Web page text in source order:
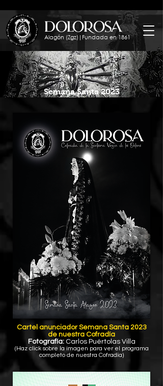
Alagón (Zgz)|Fundada en 1861
dolorosa
Semana Santa 2023
Cartel anunciador Semana Santa 2023
de nuestra Cofradía
Fotografía:Carlos Puértolas Villa
(Haz click sobre la imagen para ver el programa
completo de nuestra Cofradía)